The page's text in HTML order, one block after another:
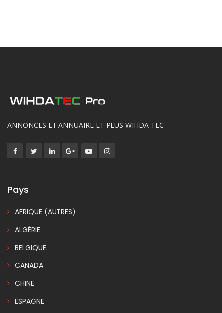
ANNONCES ET ANNUAIRE ET PLUS WIHDA TEC
Pays
AFRIQUE (AUTRES)
ALGÉRIE
BELGIQUE
CANADA
CHINE
ESPAGNE